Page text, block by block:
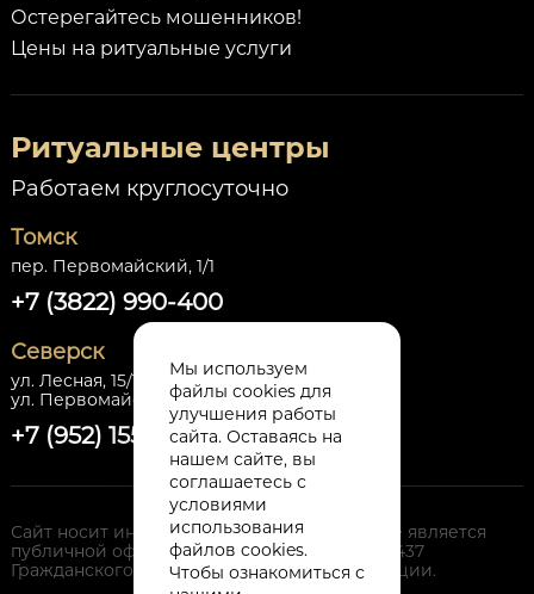
Остерегайтесь мошенников!
Цены на ритуальные услуги
Ритуальные центры
Работаем круглосуточно
Томск
пер. Первомайский, 1/1
+7 (3822) 990-400
Северск
ул. Лесная, 15/1,
ул. Первомайская, 30 стр.1
+7 (952) 155-86-64
Сайт носит информационный характер и не является
публичной офертой, определяемой п. 2. ст 437
Гражданского Кодекса Российской Федерации.
Мы используем
файлы cookies для
улучшения работы
сайта. Оставаясь на
нашем сайте, вы
соглашаетесь с
условиями
использования
файлов cookies.
Чтобы ознакомиться с